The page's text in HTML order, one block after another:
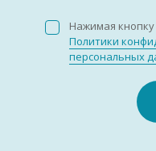
Нажимая
Политики
персональных